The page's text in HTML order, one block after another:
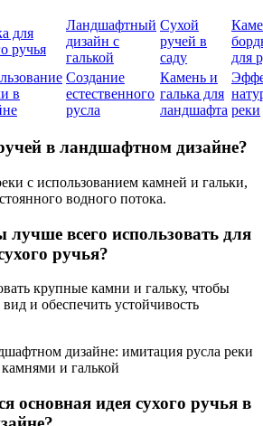
для
ручья
Ландшафтный
дизайн с
галькой
Сухой
ручей в
саду
для
в
Создание
естественного
русла
Камень и
галька для
ландшафта реки
в ландшафтном дизайне?
с использованием камней и гальки,
водного потока.
всего использовать для
ручья?
крупные камни и гальку, чтобы
вид и обеспечить устойчивость
основная идея сухого ручья в